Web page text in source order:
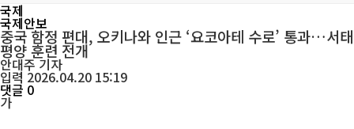
국제
국제안보
중국 함정 편대, 오키나와 인근 ‘요코아테 수로’ 통과…서태
평양 훈련 전개
안대주기자
입력 2026.04.20 15:19
댓글 0
가